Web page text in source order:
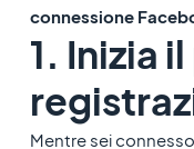
connessione
1. Inizia
Mentre sei